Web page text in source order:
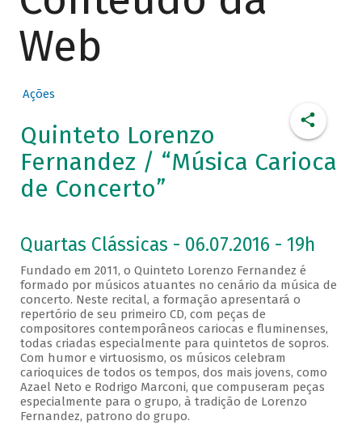
Web
Ações
Quinteto Lorenzo
Fernandez / “Música Carioca
de Concerto”
Quartas Clássicas - 06.07.2016 - 19h
Fundado em 2011, o Quinteto Lorenzo Fernandez é
formado por músicos atuantes no cenário da música de
concerto. Neste recital, a formação apresentará o
repertório de seu primeiro CD, com peças de
compositores contemporâneos cariocas e fluminenses,
todas criadas especialmente para quintetos de sopros.
Com humor e virtuosismo, os músicos celebram
carioquices de todos os tempos, dos mais jovens, como
Azael Neto e Rodrigo Marconi, que compuseram peças
especialmente para o grupo, à tradição de Lorenzo
Fernandez, patrono do grupo.